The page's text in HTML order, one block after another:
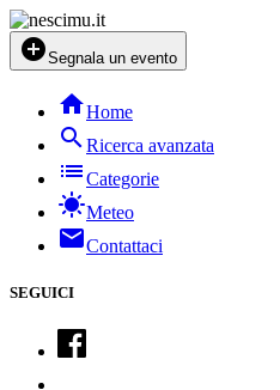
add_circleSegnala un evento
homeHome
searchRicerca avanzata
listCategorie
sunnyMeteo
mailContattaci
SEGUICI